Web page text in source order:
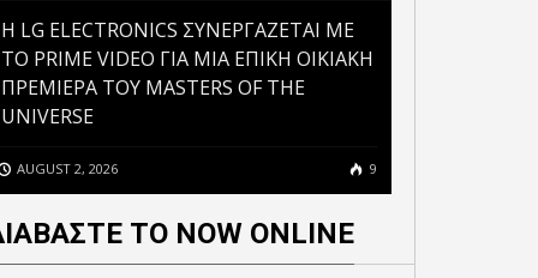
H LG ELECTRONICS ΣΥΝΕΡΓΑΖΕΤΑΙ ΜΕ
ΤΟ PRIME VIDEO ΓΙΑ ΜΙΑ ΕΠΙΚΗ ΟΙΚΙΑΚΗ
ΠΡΕΜΙΕΡΑ ΤΟΥ MASTERS OF THE
UNIVERSE
AUGUST 2, 2026 9
ΤΟ NOW ONLINE